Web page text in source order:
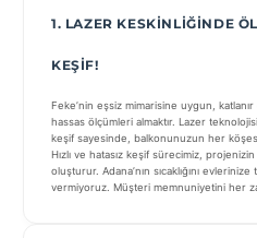
1. LAZER KESKINLIĞINDE
KEŞIF!
Feke’nin eşsiz mimarisine uygun, katlanır
hassas ölçümleri almaktır. Lazer
keşif sayesinde, balkonunuzun her
Hızlı ve hatasız keşif sürecimiz,
oluşturur. Adana’nın sıcaklığını
vermiyoruz. Müşteri memnuniyetini her